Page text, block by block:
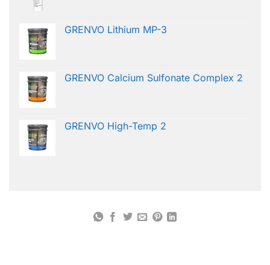
GRENVO Lithium MP-3
GRENVO Calcium Sulfonate Complex 2
GRENVO High-Temp 2